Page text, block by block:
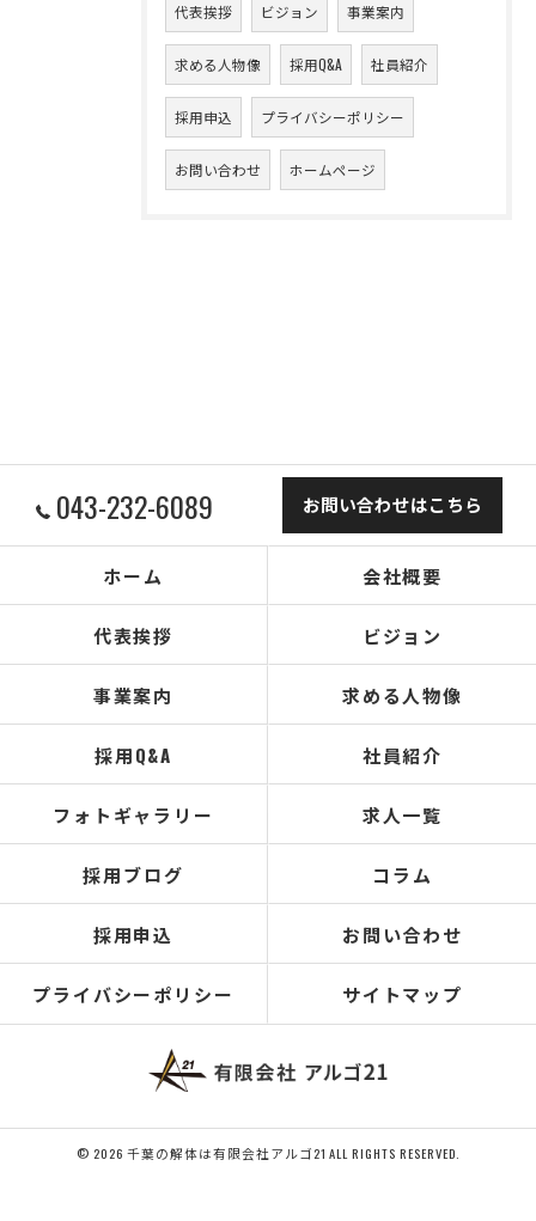
代表挨拶 ビジョン 事業案内
求める人物像 採用Q&A 社員紹介
採用申込 プライバシーポリシー
お問い合わせ ホームページ
043-232-6089 お問い合わせはこちら
ホーム 会社概要
代表挨拶 ビジョン
事業案内 求める人物像
採用Q&A 社員紹介
フォトギャラリー 求人一覧
採用ブログ コラム
採用申込 お問い合わせ
プライバシーポリシー サイトマップ
© 2026 千葉の解体は有限会社アルゴ21 ALL RIGHTS RESERVED.